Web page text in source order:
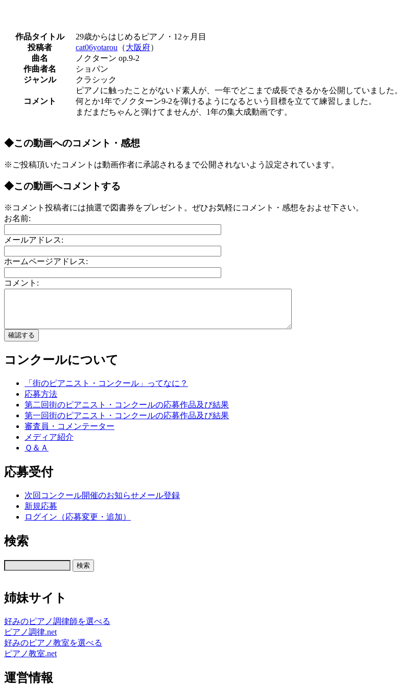
作品タイトル
29歳からはじめるピアノ・12ヶ月目
投稿者
cat06yotarou （大阪府）
曲名
ノクターン op.9-2
作曲者名
ショパン
ジャンル
クラシック
コメント
ピアノに触ったことがないド素人が、一年でどこまで成長できるかを公開していました。
何とか1年でノクターン9-2を弾けるようになるという目標を立てて練習しました。
まだまだちゃんと弾けてませんが、1年の集大成動画です。
◆この動画へのコメント・感想
※ご投稿頂いたコメントは動画作者に承認されるまで公開されないよう設定されています。
◆この動画へコメントする
※コメント投稿者には抽選で図書券をプレゼント。ぜひお気軽にコメント・感想をおよせ下さい。
お名前:
メールアドレス:
ホームページアドレス:
コメント:
コンクールについて
「街のピアニスト・コンクール」ってなに？
応募方法
第二回街のピアニスト・コンクールの応募作品及び結果
第一回街のピアニスト・コンクールの応募作品及び結果
審査員・コメンテーター
メディア紹介
Ｑ＆Ａ
応募受付
次回コンクール開催のお知らせメール登録
新規応募
ログイン（応募変更・追加）
検索
姉妹サイト
好みのピアノ調律師を選べる
ピアノ調律.net
好みのピアノ教室を選べる
ピアノ教室.net
運営情報